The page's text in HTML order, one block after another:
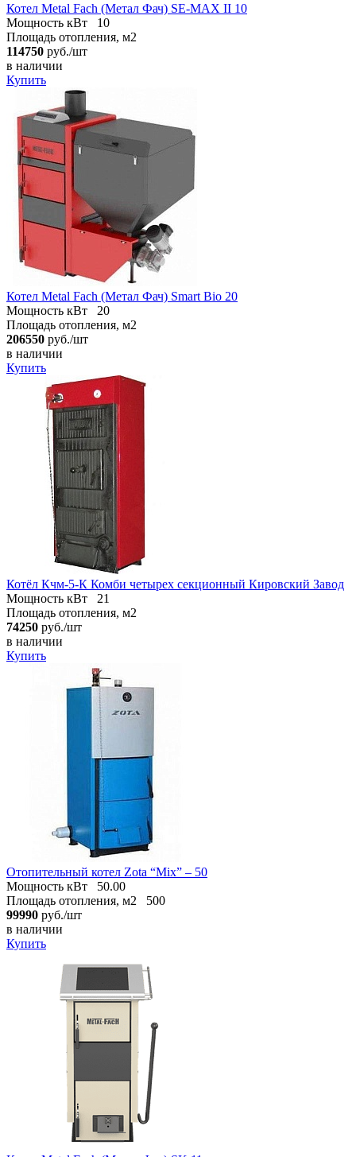
Котел Metal Fach (Метал Фач) SE-MAX II 10
Мощность кВт
10
Площадь отопления, м2
114750 руб./шт
в наличии
Купить
Котел Metal Fach (Метал Фач) Smart Bio 20
Мощность кВт
20
Площадь отопления, м2
206550 руб./шт
в наличии
Купить
Котёл Кчм-5-К Комби четырех секционный Кировский Завод
Мощность кВт
21
Площадь отопления, м2
74250 руб./шт
в наличии
Купить
Отопительный котел Zota “Mix” – 50
Мощность кВт
50.00
Площадь отопления, м2
500
99990 руб./шт
в наличии
Купить